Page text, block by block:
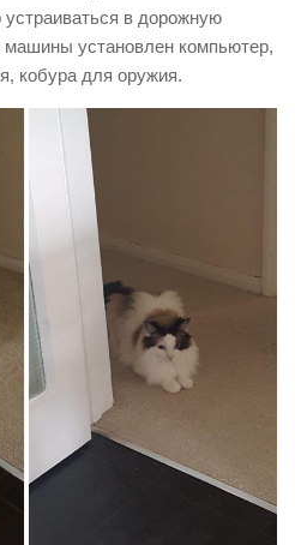
устраиваться в дорожную
установлен компьютер,
кобура для оружия.